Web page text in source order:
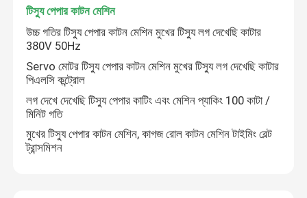
টিস্যু পেপার কাটন মেশিন
উচ্চ গতির টিস্যু পেপার কাটন মেশিন মুখের টিস্যু লগ দেখেছি কাটার
380V 50Hz
Servo মোটর টিস্যু পেপার কাটন মেশিন মুখের টিস্যু লগ দেখেছি কাটার
পিএলসি কন্ট্রোল
লগ দেখে দেখেছি টিস্যু পেপার কাটিং এবং মেশিন প্যাকিং 100 কাটা /
মিনিট গতি
মুখের টিস্যু পেপার কাটন মেশিন, কাগজ রোল কাটন মেশিন টাইমিং বেল্ট
ট্রান্সমিশন